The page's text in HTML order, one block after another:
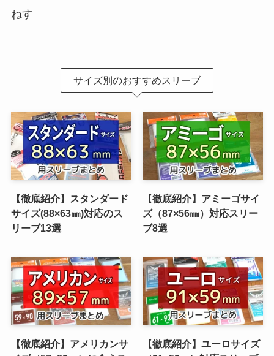
ねす
サイズ別のおすすめスリーブ
【徹底紹介】スタンダード
サイズ(88×63㎜)対応のス
リーブ13選
【徹底紹介】アミーゴサイ
ズ（87×56㎜）対応スリー
ブ8選
【徹底紹介】アメリカンサ
【徹底紹介】ユーロサイズ